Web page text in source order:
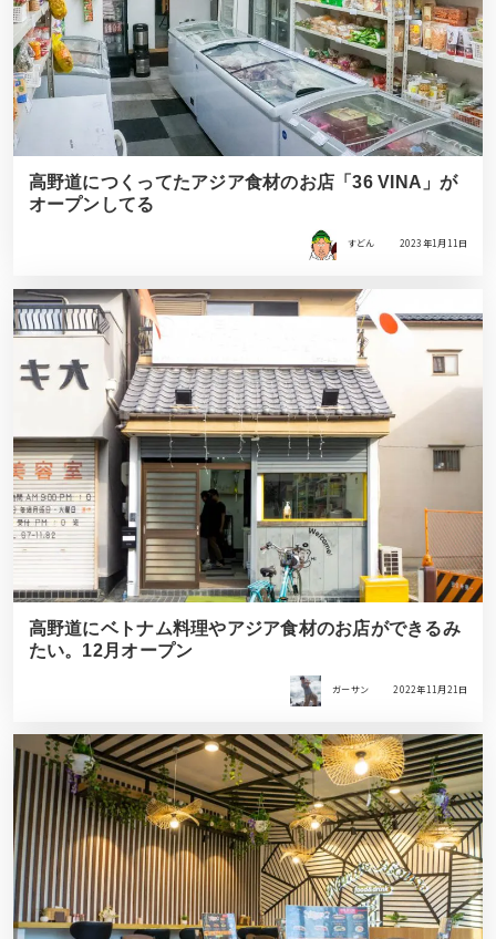
高野道につくってたアジア食材のお店「36 VINA」が
オープンしてる
すどん 2023年1月11日
高野道にベトナム料理やアジア食材のお店ができるみ
たい。12月オープン
ガーサン 2022年11月21日